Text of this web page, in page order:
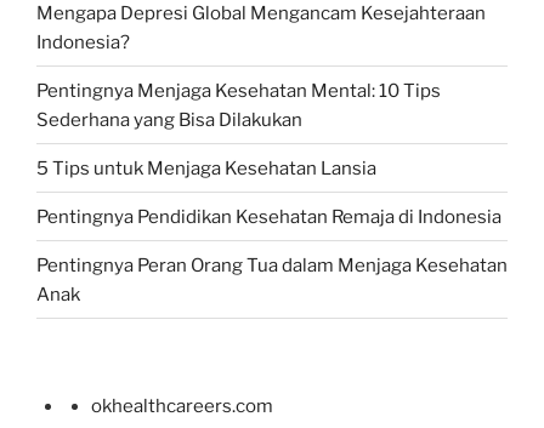
Mengapa Depresi Global Mengancam Kesejahteraan
Indonesia?
Pentingnya Menjaga Kesehatan Mental: 10 Tips
Sederhana yang Bisa Dilakukan
5 Tips untuk Menjaga Kesehatan Lansia
Pentingnya Pendidikan Kesehatan Remaja di Indonesia
Pentingnya Peran Orang Tua dalam Menjaga Kesehatan
Anak
okhealthcareers.com